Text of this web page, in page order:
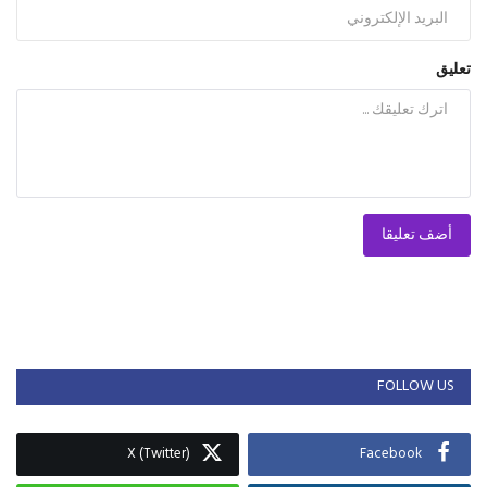
تعليق
أضف تعليقا
FOLLOW US
Facebook
X (Twitter)